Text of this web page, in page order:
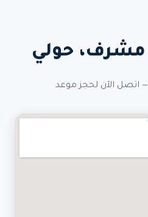
حولي
اتصل الآن لحجز موعد